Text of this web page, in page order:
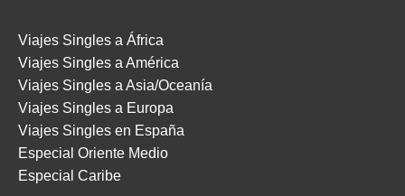
Viajes Singles a África
Viajes Singles a América
Viajes Singles a Asia/Oceanía
Viajes Singles a Europa
Viajes Singles en España
Especial Oriente Medio
Especial Caribe